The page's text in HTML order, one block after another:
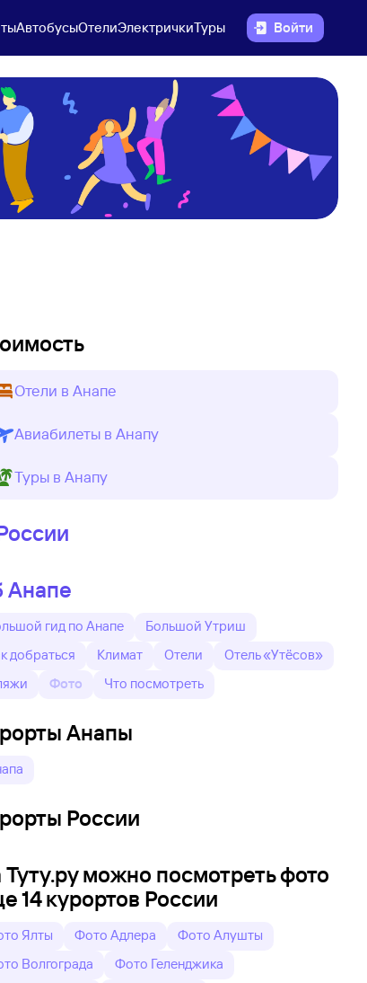
АвтобусыОтелиЭлектричкиТуры Войти
Отели в Анапе
Авиабилеты в Анапу
Туры в Анапу
Анапе
гид по Анапе
Большой Утриш
добраться
Климат Отели
Отель «Утёсов»
Фото Что посмотреть
Анапы
России
Туту.ру можно посмотреть фото
14 курортов России
Ялты Фото Адлера
Фото Алушты
Волгограда
Фото Геленджика